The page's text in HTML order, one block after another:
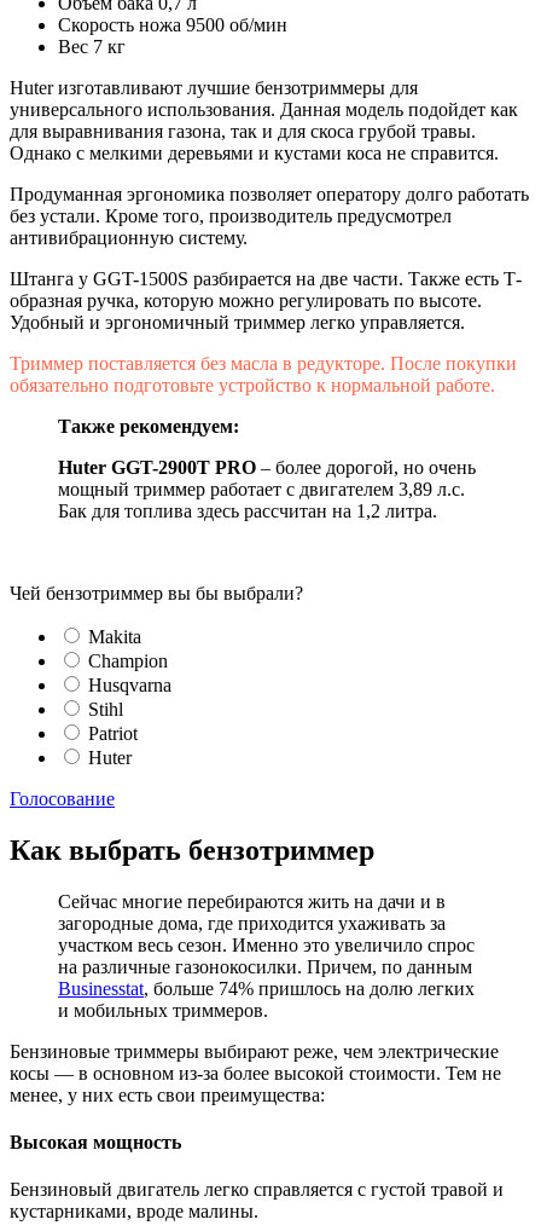
Скорость ножа 9500 об/мин
Вес 7 кг
Huter изготавливают лучшие бензотриммеры для
универсального использования. Данная модель подойдет как
для выравнивания газона, так и для скоса грубой травы.
Однако с мелкими деревьями и кустами коса не справится.
Продуманная эргономика позволяет оператору долго работать
без устали. Кроме того, производитель предусмотрел
антивибрационную систему.
Штанга у GGT-1500S разбирается на две части. Также есть Т-
образная ручка, которую можно регулировать по высоте.
Удобный и эргономичный триммер легко управляется.
Триммер поставляется без масла в редукторе. После покупки
обязательно подготовьте устройство к нормальной работе.
Также рекомендуем:
Huter GGT-2900T PRO – более дорогой, но очень
мощный триммер работает с двигателем 3,89 л.с.
Бак для топлива здесь рассчитан на 1,2 литра.
Чей бензотриммер вы бы выбрали?
Makita
Champion
Husqvarna
Stihl
Patriot
Huter
Голосование
Как выбрать бензотриммер
Сейчас многие перебираются жить на дачи и в
загородные дома, где приходится ухаживать за
участком весь сезон. Именно это увеличило спрос
на различные газонокосилки. Причем, по данным
Businesstat, больше 74% пришлось на долю легких
и мобильных триммеров.
Бензиновые триммеры выбирают реже, чем электрические
косы — в основном из-за более высокой стоимости. Тем не
менее, у них есть свои преимущества:
Высокая мощность
Бензиновый двигатель легко справляется с густой травой и
кустарниками, вроде малины.